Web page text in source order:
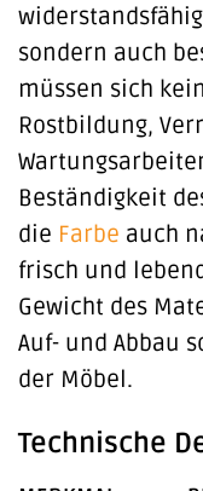
sondern auch
müssen sich
Rostbildung,
Beständigkeit
die Farbe auch
frisch und
Gewicht des
Auf- und Abbau
der Möbel.
Technische